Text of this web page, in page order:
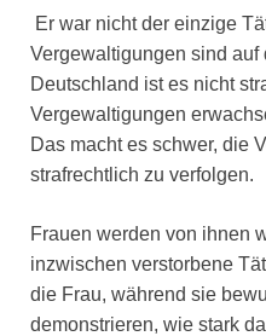
Er war nicht der einzige
Vergewaltigungen sind auf
Deutschland ist es nicht
Vergewaltigungen
Das macht es schwer, die
strafrechtlich zu verfolgen.
Frauen werden von ihnen
inzwischen verstorbene
die Frau, während sie
demonstrieren, wie stark